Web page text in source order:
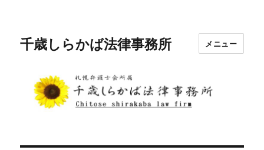
千歳しらかば法律事務所 メニュー